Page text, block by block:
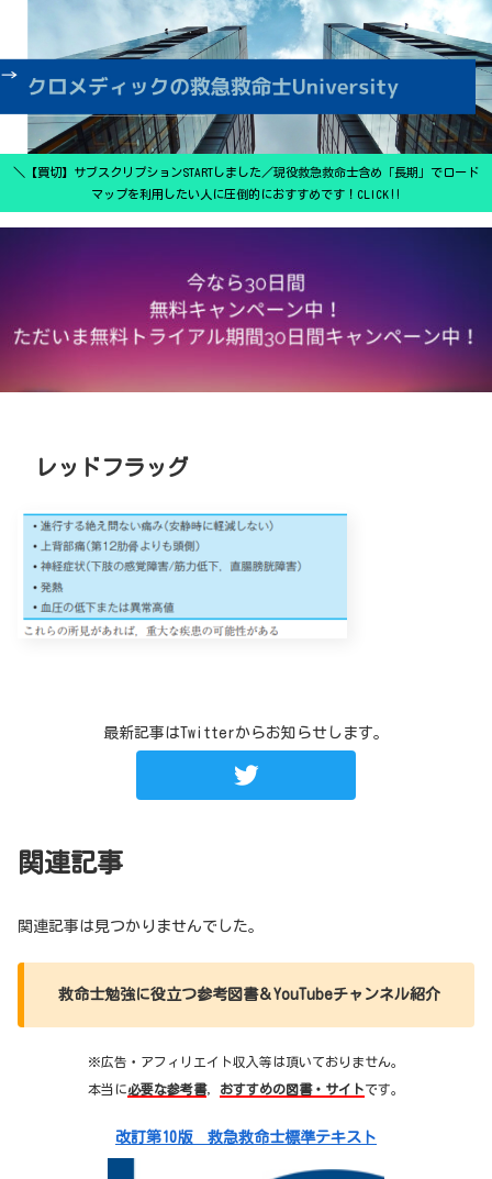
＼【買切】サブスクリプションSTARTしました／現役救急救命士含め「長期」でロード
マップを利用したい人に圧倒的におすすめです！CLICK‼
レッドフラッグ
最新記事はTwitterからお知らせします。
関連記事
関連記事は見つかりませんでした。
救命士勉強に役立つ参考図書＆YouTubeチャンネル紹介
※広告・アフィリエイト収入等は頂いておりません。
本当に必要な参考書， おすすめの図書・サイトです。
改訂第10版 救急救命士標準テキスト